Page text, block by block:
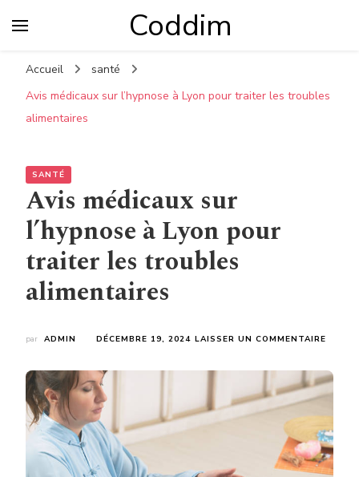
Coddim
Accueil
santé
Avis médicaux sur l’hypnose à Lyon pour traiter les troubles
alimentaires
SANTÉ
Avis médicaux sur
l’hypnose à Lyon pour
traiter les troubles
alimentaires
par ADMIN DÉCEMBRE 19, 2024 LAISSER UN COMMENTAIRE
SUR
POUR
LES